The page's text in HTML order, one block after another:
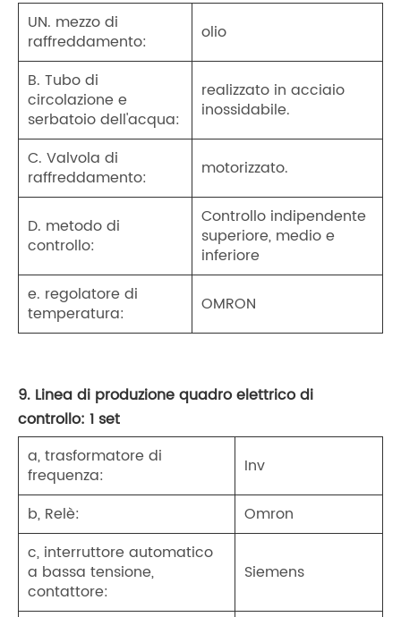
UN. mezzo di
raffreddamento:
olio
B. Tubo di
circolazione e
serbatoio dell'acqua:
realizzato in acciaio
inossidabile.
C. Valvola di
raffreddamento:
motorizzato.
D. metodo di
controllo:
Controllo indipendente
superiore, medio e
inferiore
e. regolatore di
temperatura:
OMRON
9. Linea di produzione quadro elettrico di
controllo: 1 set
a, trasformatore di
frequenza:
Inv
b, Relè:
Omron
c, interruttore automatico
a bassa tensione,
contattore:
Siemens